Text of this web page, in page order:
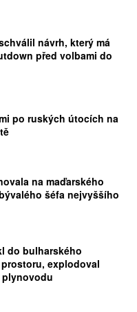
návrh, který má
před volbami do
po ruských útocích na
na maďarského
šéfa nejvyššího
do bulharského
explodoval